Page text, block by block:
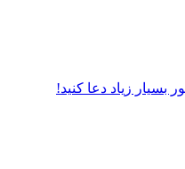
بسیار زیاد دعا کنید!